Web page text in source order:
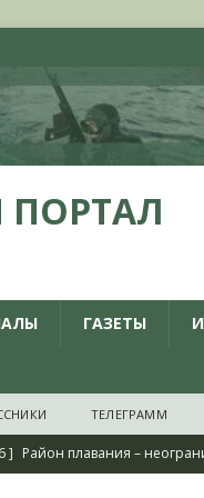
ГАЗЕТЫ
ТЕЛЕГРАММ
] Район плавания –